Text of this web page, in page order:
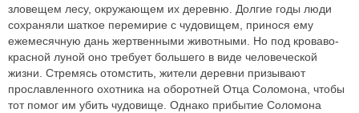
зловещем лесу, окружающем их деревню. Долгие годы люди
сохраняли шаткое перемирие с чудовищем, принося ему
ежемесячную дань жертвенными животными. Но под кроваво-
красной луной оно требует большего в виде человеческой
жизни. Стремясь отомстить, жители деревни призывают
прославленного охотника на оборотней Отца Соломона, чтобы
тот помог им убить чудовище. Однако прибытие Соломона